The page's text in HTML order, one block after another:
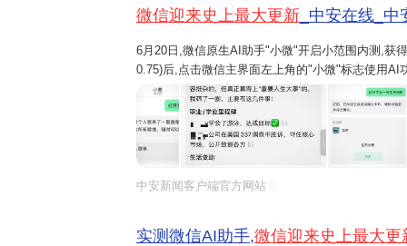
微信迎来史上最大更新 _中安在线_
6月20日,微信原生AI助手"小微"开启小范围内测,获
0.75)后,点击微信主界面左上角的"小微"标志使用
微"的互动。 界面新闻记者在第一时间体验了"小
看,这都是称得上是微...
中安新闻客户端官方网站
实测微信AI助手,微信迎来史上最大更